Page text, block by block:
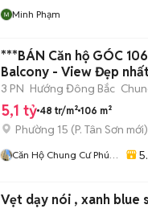
Minh Phạm
***BÁN Căn hộ GÓC
Balcony - View Đẹp
SHR.
3 PN Hướng Đông Bắc
5,1 tỷ 48 tr/m² 106 m²
Phường 15 (P. Tân Sơn mới)
Căn Hộ Chung Cư Phúc
Vẹt dạy nói , xanh blue